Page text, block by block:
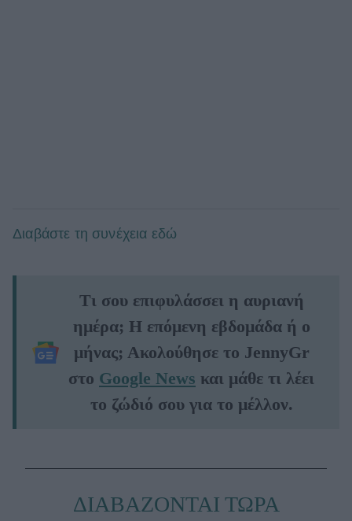
Διαβάστε τη συνέχεια εδώ
Τι σου επιφυλάσσει η αυριανή
ημέρα; Η επόμενη εβδομάδα ή ο
μήνας; Ακολούθησε το JennyGr
στο Google News και μάθε τι λέει
το ζώδιό σου για το μέλλον.
ΔΙΑΒΑΖΟΝΤΑΙ ΤΩΡΑ